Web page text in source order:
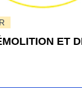
ET